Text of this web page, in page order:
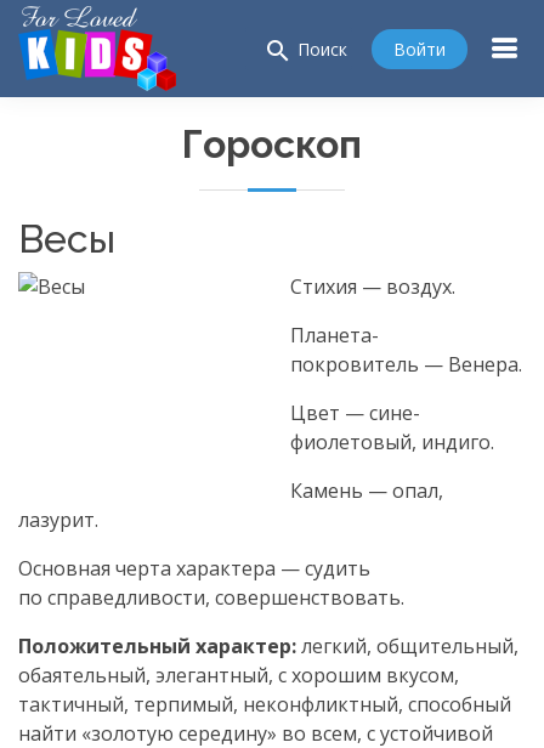
search Поиск Войти
Гороскоп
Весы
Стихия — воздух.
Планета-
покровитель — Венера.
Цвет — сине-
фиолетовый, индиго.
Камень — опал,
лазурит.
Основная черта характера — судить
по справедливости, совершенствовать.
Положительный характер:легкий, общительный,
обаятельный, элегантный, с хорошим вкусом,
тактичный, терпимый, неконфликтный, способный
найти «золотую середину» во всем, с устойчивой